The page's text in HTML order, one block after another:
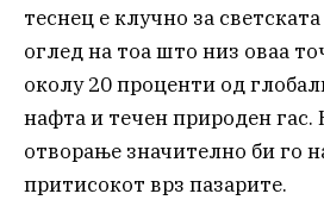
теснец е клучно за
оглед на тоа што низ оваа
околу 20 проценти од
нафта и течен природен гас.
отворање значително би го
притисокот врз пазарите.